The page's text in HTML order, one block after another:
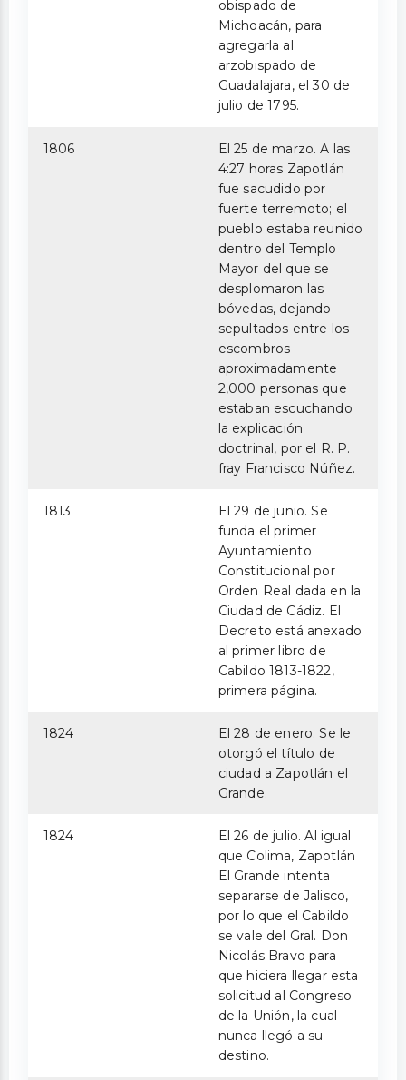
obispado de
Michoacán, para
agregarla al
arzobispado de
Guadalajara, el 30 de
julio de 1795.
1806
El 25 de marzo. A las
4:27 horas Zapotlán
fue sacudido por
fuerte terremoto; el
pueblo estaba reunido
dentro del Templo
Mayor del que se
desplomaron las
bóvedas, dejando
sepultados entre los
escombros
aproximadamente
2,000 personas que
estaban escuchando
la explicación
doctrinal, por el R. P.
fray Francisco Núñez.
1813
El 29 de junio. Se
funda el primer
Ayuntamiento
Constitucional por
Orden Real dada en la
Ciudad de Cádiz. El
Decreto está anexado
al primer libro de
Cabildo 1813-1822,
primera página.
1824
El 28 de enero. Se le
otorgó el título de
ciudad a Zapotlán el
Grande.
1824
El 26 de julio. Al igual
que Colima, Zapotlán
El Grande intenta
separarse de Jalisco,
por lo que el Cabildo
se vale del Gral. Don
Nicolás Bravo para
que hiciera llegar esta
solicitud al Congreso
de la Unión, la cual
nunca llegó a su
destino.